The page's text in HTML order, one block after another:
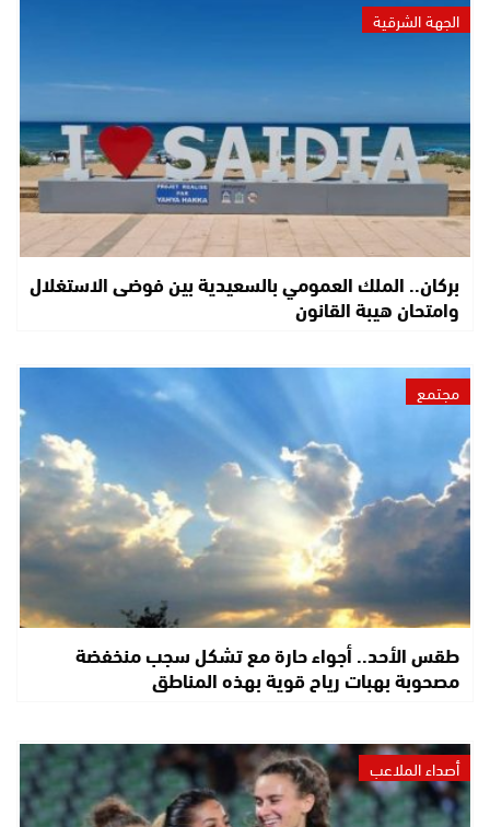
الجهة الشرقية
بركان.. الملك العمومي بالسعيدية بين فوضى الاستغلال
وامتحان هيبة القانون
مجتمع
طقس الأحد.. أجواء حارة مع تشكل سجب منخفضة
مصحوبة بهبات رياح قوية بهذه المناطق
أصداء الملاعب